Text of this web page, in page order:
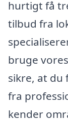
hurtigt få
tilbud fra
bruge
sikre, at
fra
kender